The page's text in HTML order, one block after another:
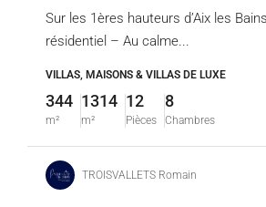
Sur les 1ères hauteurs d’Aix les
résidentiel – Au calme...
VILLAS, MAISONS & VILLAS DE LUXE
344
m²
1314
m²
12
Pièces
8
Chambres
TROISVALLETS Romain